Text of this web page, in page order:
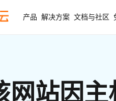
产品 解决方案 文档与社区
网站因